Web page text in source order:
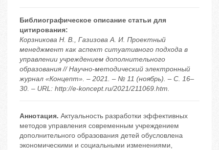
Библиографическое описание статьи для
цитирования:
Корзникова Н. В., Газизова А. И. Проектный
менеджмент как аспект ситуативного подхода в
управлении учреждением дополнительного
образования // Научно-методический электронный
журнал «Концепт». – 2021. – № 11 (ноябрь). – С. 16–
30. – URL: http://e-koncept.ru/2021/211069.htm.
Аннотация. Актуальность разработки эффективных
методов управления современным учреждением
дополнительного образования детей обусловлена
экономическими и социальными изменениями,